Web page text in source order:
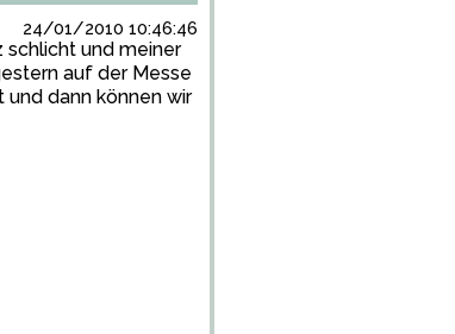
24/01/2010 10:46:46
schlicht und meiner
auf der Messe
dann können wir